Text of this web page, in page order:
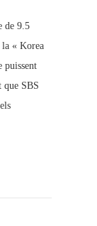
de 9.5
la « Korea
puissent
que SBS